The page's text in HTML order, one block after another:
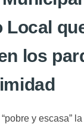
Local
los
y escasa”